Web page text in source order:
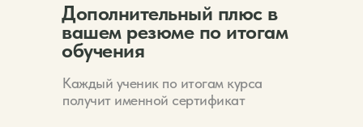
Каждый ученик по итогам курса
получит именной сертификат
Дополнительный плюс в
вашем резюме по итогам
обучения